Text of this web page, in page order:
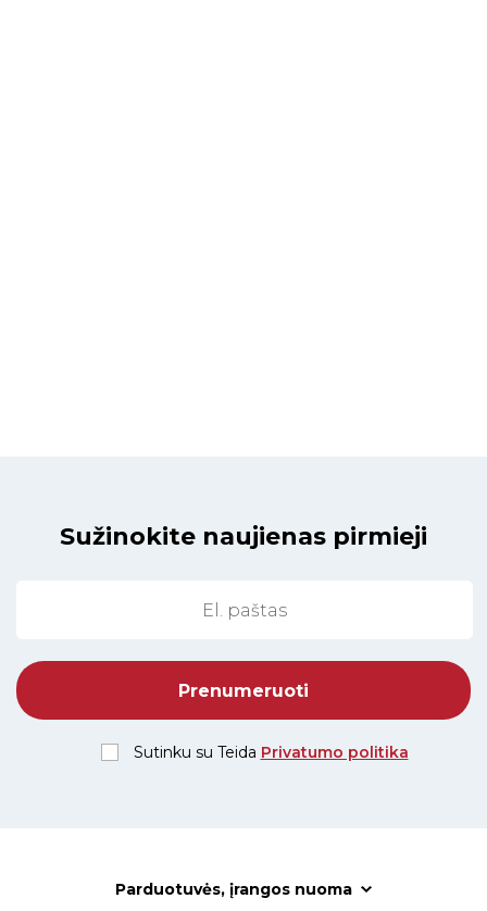
Sužinokite naujienas pirmieji
Sutinku su Teida Privatumo politika
Parduotuvės, įrangos nuoma